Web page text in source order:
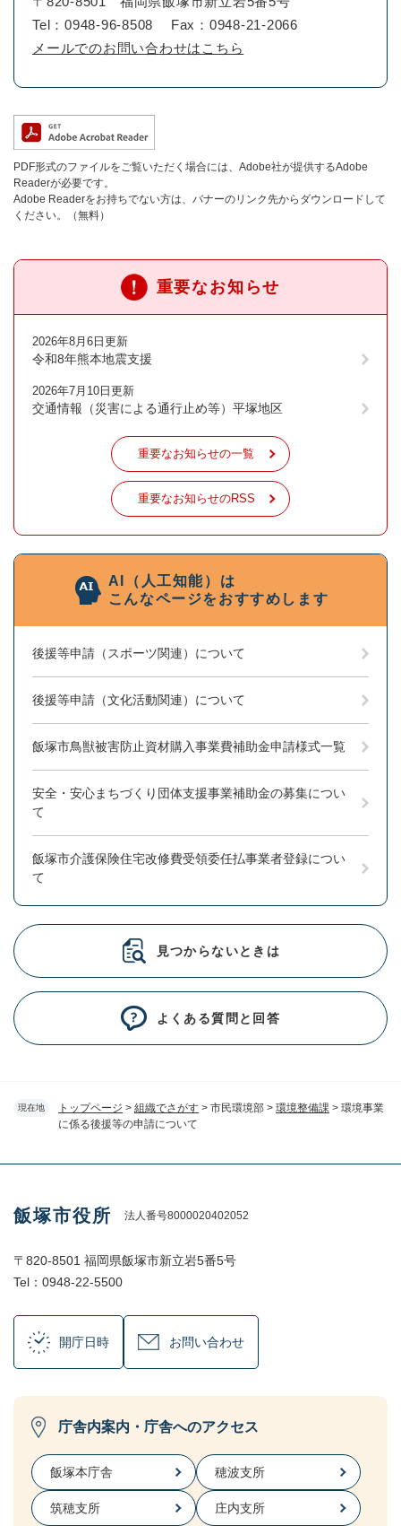
現在地 トップページ > 組織でさがす > 市民環境部 > 環境整備課 > 環境事業
に係る後援等の申請について
Tel：0948-96-8508
Fax：0948-21-2066
メールでのお問い合わせはこちら
PDF形式のファイルをご覧いただく場合には、Adobe社が提供するAdobe
Readerが必要です。
Adobe Readerをお持ちでない方は、バナーのリンク先からダウンロードして
ください。（無料）
重要なお知らせ
2026年8月6日更新
令和8年熊本地震支援
2026年7月10日更新
交通情報（災害による通行止め等）平塚地区
重要なお知らせの一覧
重要なお知らせのRSS
AI（人工知能）は
こんなページをおすすめします
後援等申請（スポーツ関連）について
後援等申請（文化活動関連）について
飯塚市鳥獣被害防止資材購入事業費補助金申請様式一覧
安全・安心まちづくり団体支援事業補助金の募集につい
て
飯塚市介護保険住宅改修費受領委任払事業者登録につい
て
見つからないときは
よくある質問と回答
飯塚市役所 法人番号8000020402052
〒820-8501 福岡県飯塚市新立岩5番5号
Tel：0948-22-5500
開庁日時 お問い合わせ
庁舎内案内・庁舎へのアクセス
飯塚本庁舎 穂波支所
筑穂支所 庄内支所